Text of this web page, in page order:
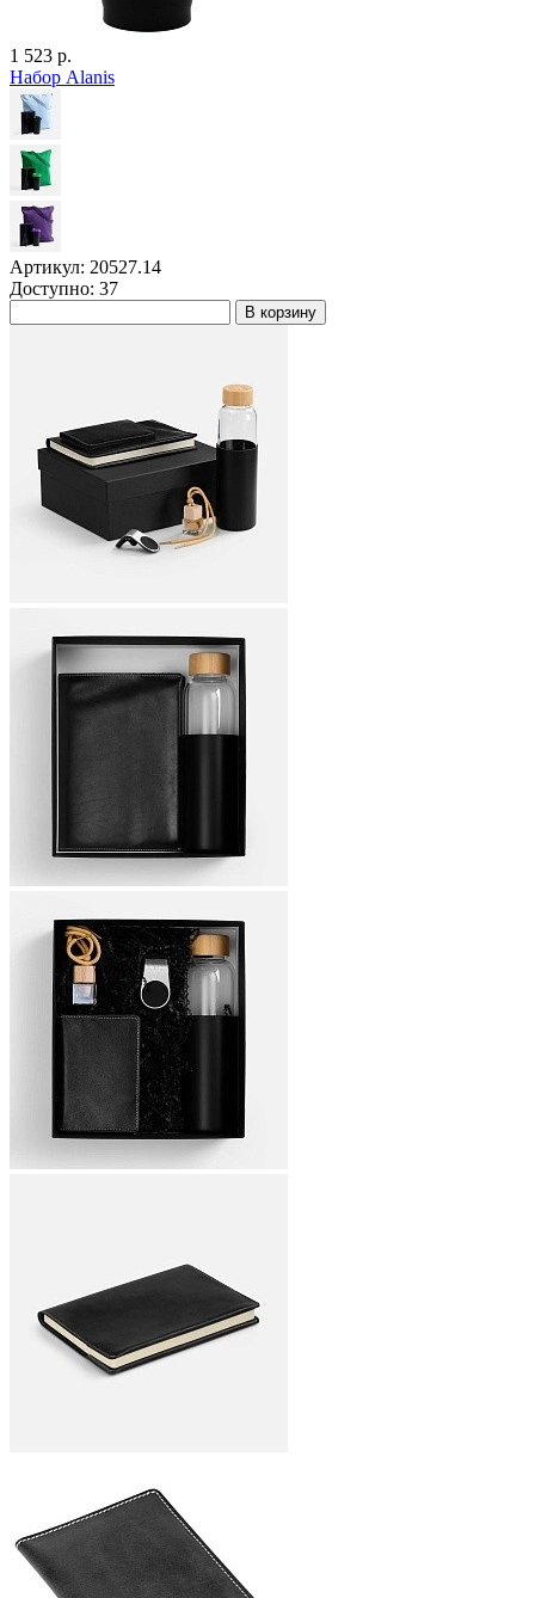
1 523 р.
Набор Alanis
Артикул: 20527.14
Доступно: 37
В корзину